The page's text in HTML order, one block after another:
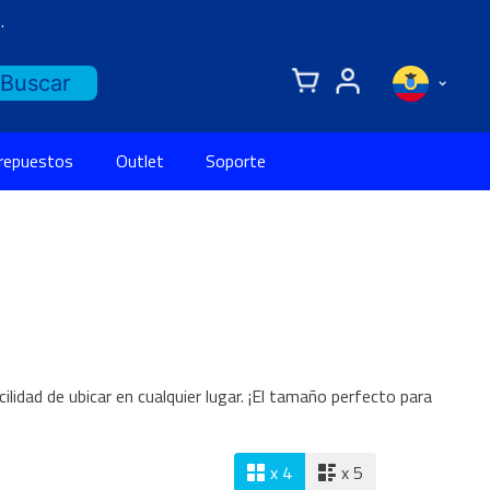
Outlet Soporte
de ubicar en cualquier lugar. ¡El tamaño perfecto para
x 4
x 5